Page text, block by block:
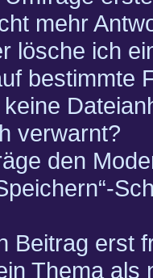
mehr
lösche ich
bestimmte
verwarnt?
den
Beitrag erst
Thema als